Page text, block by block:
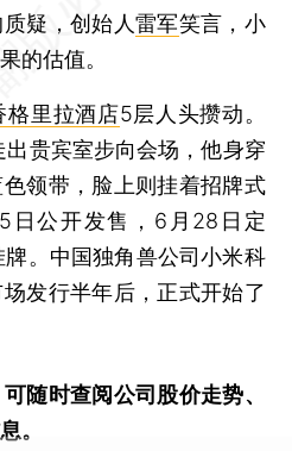
疑，创始人雷军笑言，小
的估值。
格里拉酒店5层人头攒动。
贵宾室步向会场，他身穿
领带，脸上则挂着招牌式
日公开发售，6月28日定
。中国独角兽公司小米科
发行半年后，正式开始了
可随时查阅公司股价走势、
。